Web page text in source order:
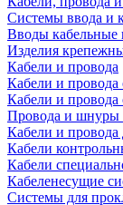
Системы ввода и
Вводы кабельные
Изделия
Кабели и провода
Кабели и провода
Кабели и провода
Провода и шнуры
Кабели и провода
Кабели
Кабели
Кабеленесущие
Системы для